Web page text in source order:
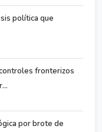
política que
fronterizos
por brote de